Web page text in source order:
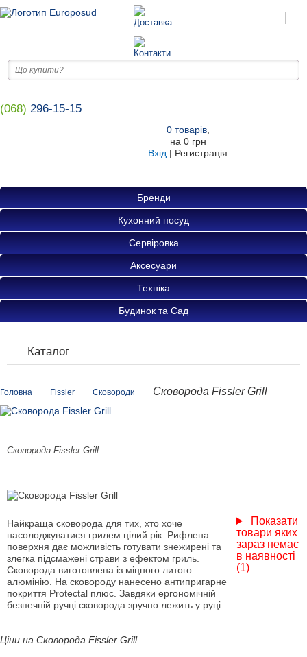
(068) 296-15-15
0товарів,
на 0 грн
Вхід | Регистрація
Бренди
Кухонний посуд
Сервіровка
Аксесуари
Техніка
Будинок та Сад
Каталог
Головна Fissler Сковороди Сковорода Fissler Grill
Сковорода Fissler Grill
Найкраща сковорода для тих, хто хоче
насолоджуватися грилем цілий рік. Рифлена
поверхня дає можливість готувати знежирені та
злегка підсмажені страви з ефектом гриль.
Сковорода виготовлена із міцного литого
алюмінію. На сковороду нанесено антипригарне
покриття Protectal плюс. Завдяки ергономічній
безпечній ручці сковорода зручно лежить у руці.
Показати
товари яких
зараз немає
в наявності
(1)
Ціни на Сковорода Fissler Grill